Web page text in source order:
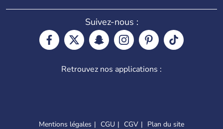
Suivez-nous :
Retrouvez nos applications :
Mentions légales CGU CGV Plan du site